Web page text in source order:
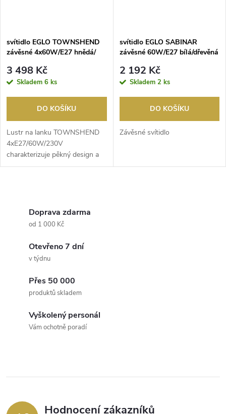
svítidlo EGLO TOWNSHEND
závěsné 4x60W/E27 hnědá/
3 498 Kč
Skladem 6 ks
DO KOŠÍKU
Lustr na lanku TOWNSHEND
4xE27/60W/230V
charakterizuje pěkný design a
funkční provedení. Do svítidla...
svítidlo EGLO SABINAR
závěsné 60W/E27 bílá/dřevěná
2 192 Kč
Skladem 2 ks
DO KOŠÍKU
Závěsné svítidlo
r
v
Doprava zdarma
od 1 000 Kč
Otevřeno 7 dní
v týdnu
Přes 50 000
produktů skladem
Vyškolený personál
Vám ochotně poradí
Hodnocení zákazníků